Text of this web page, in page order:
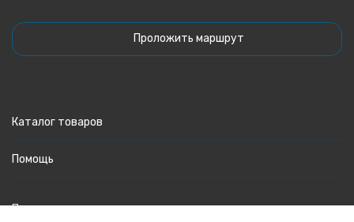
Проложить маршрут
Каталог товаров
Помощь
Политика персональных данных